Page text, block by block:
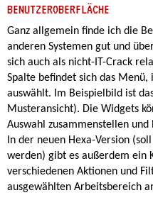
BENUTZEROBERFLÄCHE
Ganz allgemein finde ich die
anderen Systemen gut und
sich auch als nicht-IT-Crack
Spalte befindet sich das
auswählt. Im Beispielbild ist
Musteransicht). Die Widgets
Auswahl zusammenstellen
In der neuen Hexa-Version
werden) gibt es außerdem ein
verschiedenen Aktionen und
ausgewählten Arbeitsbereich